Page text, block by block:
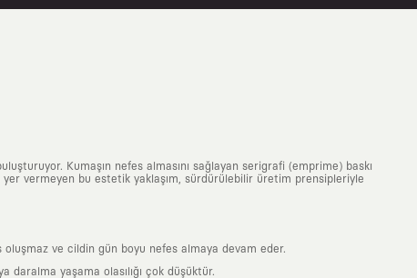
Kumaşın nefes almasını sağlayan serigrafi (emprime) baskı
vermeyen bu estetik yaklaşım, sürdürülebilir üretim prensipleriyle
oluşmaz ve cildin gün boyu nefes almaya devam eder.
daralma yaşama olasılığı çok düşüktür.